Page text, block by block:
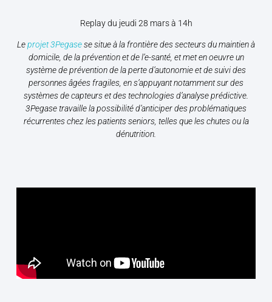
Replay du jeudi 28 mars à 14h
Leprojet 3Pegasese situe à la frontière des secteurs du maintien à
domicile, de la prévention et de l’e-santé, et met en oeuvre un
système de prévention de la perte d’autonomie et de suivi des
personnes âgées fragiles, en s’appuyant notamment sur des
systèmes de capteurs et des technologies d’analyse prédictive.
3Pegase travaille la possibilité d’anticiper des problématiques
récurrentes chez les patients seniors, telles que les chutes ou la
dénutrition.